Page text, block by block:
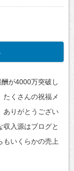
が4000万突破し
たくさんの祝福メ
ありがとうござい
収入源はブログと
もいくらかの売上